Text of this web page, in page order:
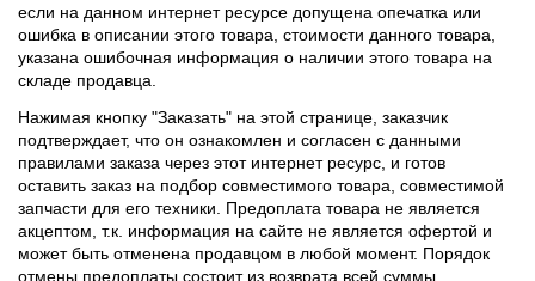
если на данном интернет ресурсе допущена опечатка или
ошибка в описании этого товара, стоимости данного товара,
указана ошибочная информация о наличии этого товара на
складе продавца.
Нажимая кнопку "Заказать" на этой странице, заказчик
подтверждает, что он ознакомлен и согласен с данными
правилами заказа через этот интернет ресурс, и готов
оставить заказ на подбор совместимого товара, совместимой
запчасти для его техники. Предоплата товара не является
акцептом, т.к. информация на сайте не является офертой и
может быть отменена продавцом в любой момент. Порядок
отмены предоплаты состоит из возврата всей суммы